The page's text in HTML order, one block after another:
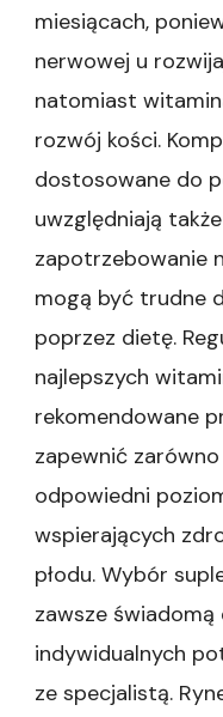
miesiącach,
nerwowej u
natomiast
rozwój kości.
dostosowane do
uwzględniają
zapotrzebowanie
mogą być trudne
poprzez dietę.
najlepszych
rekomendowane
zapewnić
odpowiedni
wspierających
płodu. Wybór
zawsze
indywidualnych
ze specjalistą.